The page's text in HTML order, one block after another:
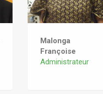
Malonga
Françoise
Administrateur